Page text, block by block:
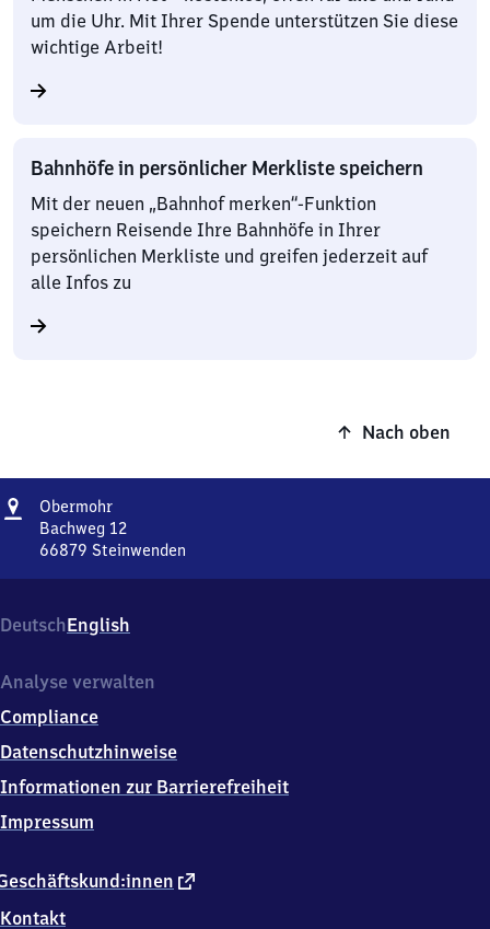
um die Uhr. Mit Ihrer Spende unterstützen Sie diese
wichtige Arbeit!
Bahnhöfe in persönlicher Merkliste speichern
Mit der neuen „Bahnhof merken“-Funktion
speichern Reisende Ihre Bahnhöfe in Ihrer
persönlichen Merkliste und greifen jederzeit auf
alle Infos zu
Nach oben
Adresse
ObermohrObermohr
Bachweg 12
66879 Steinwenden
12,
6
8
9
Steinwenden
DeutschEnglish
externer
Kontakt
Analyse verwalten
Compliance
Datenschutzhinweise
Informationen zur Barrierefreiheit
Impressum